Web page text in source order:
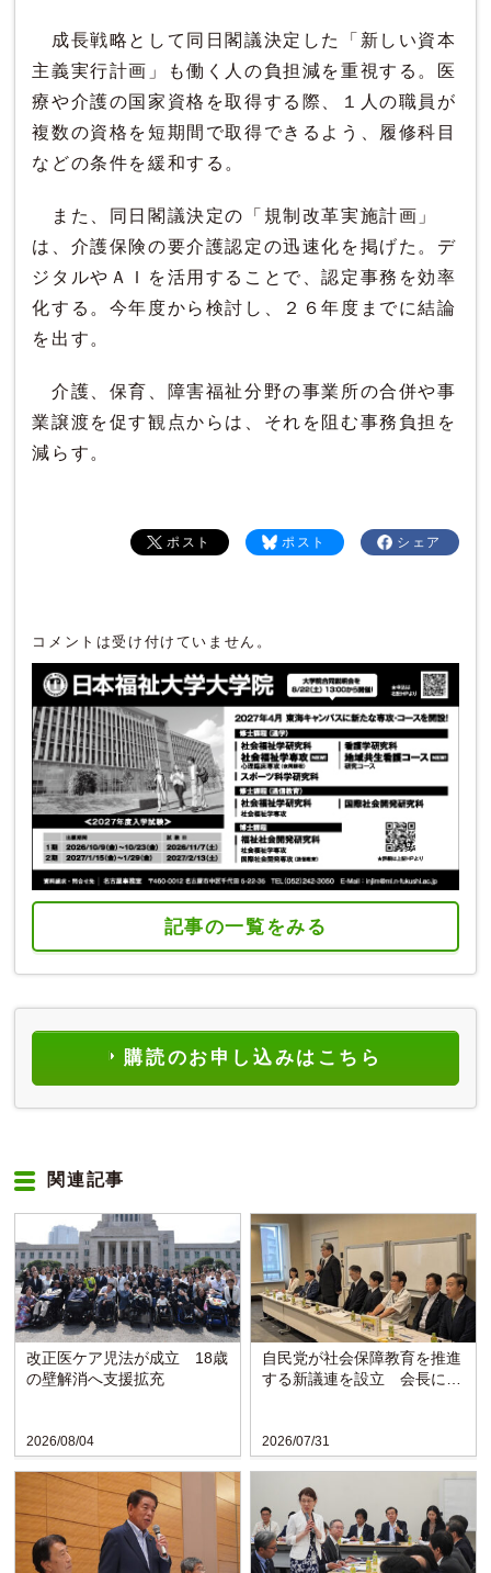
成長戦略として同日閣議決定した「新しい資本
主義実行計画」も働く人の負担減を重視する。医
療や介護の国家資格を取得する際、１人の職員が
複数の資格を短期間で取得できるよう、履修科目
などの条件を緩和する。
また、同日閣議決定の「規制改革実施計画」
は、介護保険の要介護認定の迅速化を掲げた。デ
ジタルやＡＩを活用することで、認定事務を効率
化する。今年度から検討し、２６年度までに結論
を出す。
介護、保育、障害福祉分野の事業所の合併や事
業譲渡を促す観点からは、それを阻む事務負担を
減らす。
シェア
ポスト
ポスト
コメントは受け付けていません。
記事の一覧をみる
購読のお申し込みはこちら
関連記事
2026/08/04
改正医ケア児法が成立 18歳
の壁解消へ支援拡充
2026/07/31
自民党が社会保障教育を推進
する新議連を設立 会長に萩